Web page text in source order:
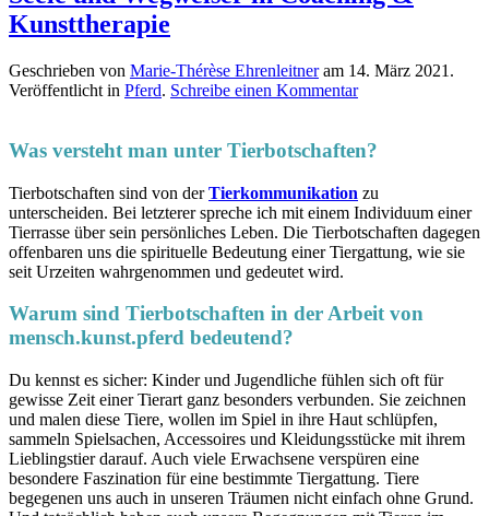
Kunsttherapie
Geschrieben von Marie-Thérèse Ehrenleitneram 14. März 2021 .
Veröffentlicht in Pferd. Schreibe einen Kommentar
Was versteht man unter Tierbotschaften?
Tierbotschaften sind von derTierkommunikation zu
unterscheiden. Bei letzterer spreche ich mit einem Individuum einer
Tierrasse über sein persönliches Leben. Die Tierbotschaften dagegen
offenbaren uns die spirituelle Bedeutung einer Tiergattung, wie sie
seit Urzeiten wahrgenommen und gedeutet wird.
Warum sind Tierbotschaften in der Arbeit von
mensch.kunst.pferd bedeutend?
Du kennst es sicher: Kinder und Jugendliche fühlen sich oft für
gewisse Zeit einer Tierart ganz besonders verbunden. Sie zeichnen
und malen diese Tiere, wollen im Spiel in ihre Haut schlüpfen,
sammeln Spielsachen, Accessoires und Kleidungsstücke mit ihrem
Lieblingstier darauf. Auch viele Erwachsene verspüren eine
besondere Faszination für eine bestimmte Tiergattung. Tiere
begegenen uns auch in unseren Träumen nicht einfach ohne Grund.